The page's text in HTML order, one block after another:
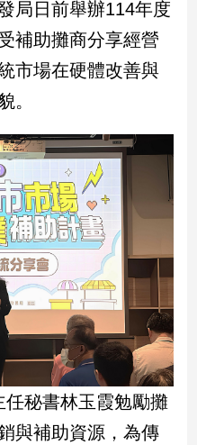
局日前舉辦114年度
補助攤商分享經營
市場在硬體改善與
。
任秘書林玉霞勉勵攤
與補助資源，為傳